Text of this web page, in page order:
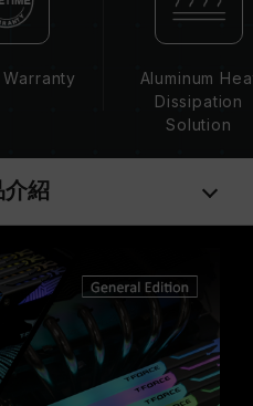
穩定性。若因超頻導致系
預設值。
器支援對應的超頻技術
在正常電壓情況下進行驗
故障狀況，請聯繫處理器
Aluminum
Dissipation
Solution
介紹